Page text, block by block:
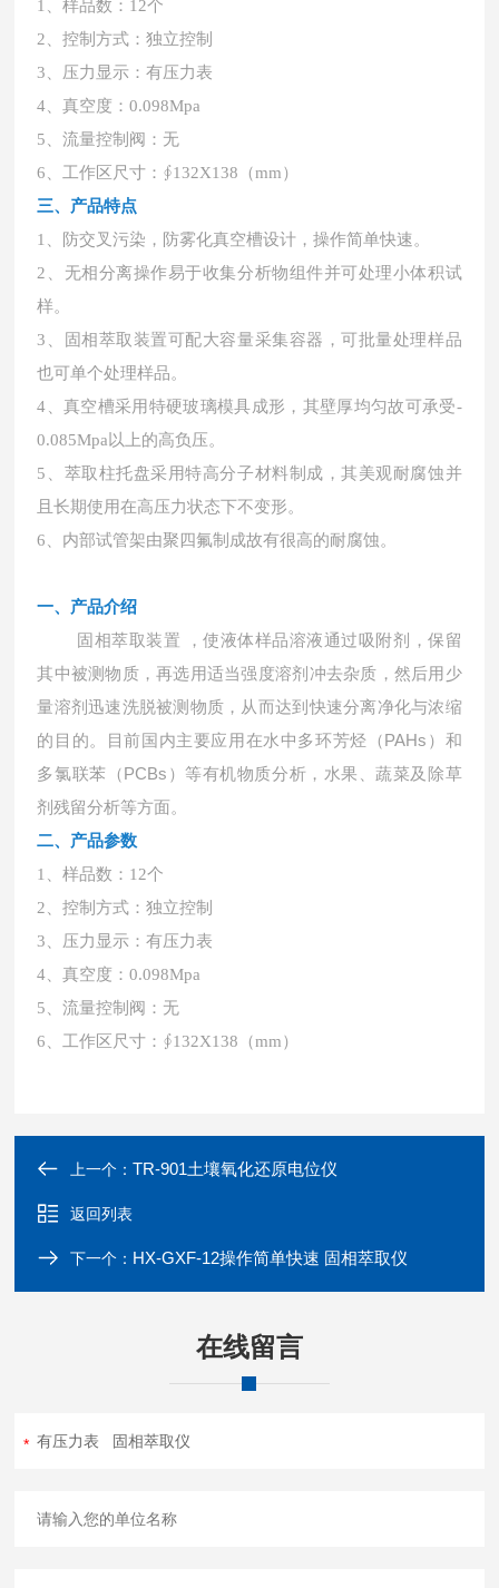
1、样品数：12个
2、控制方式：独立控制
3、压力显示：有压力表
4、真空度：0.098Mpa
5、流量控制阀：无
6、工作区尺寸：∮132X138（mm）
三、产品特点
1、防交叉污染，防雾化真空槽设计，操作简单快速。
2、无相分离操作易于收集分析物组件并可处理小体积试
样。
3、固相萃取装置可配大容量采集容器，可批量处理样品
也可单个处理样品。
4、真空槽采用特硬玻璃模具成形，其壁厚均匀故可承受-
0.085Mpa以上的高负压。
5、萃取柱托盘采用特高分子材料制成，其美观耐腐蚀并
且长期使用在高压力状态下不变形。
6、内部试管架由聚四氟制成故有很高的耐腐蚀。
一、产品介绍
固相萃取装置 ，使液体样品溶液通过吸附剂，保留
其中被测物质，再选用适当强度溶剂冲去杂质，然后用少
量溶剂迅速洗脱被测物质，从而达到快速分离净化与浓缩
的目的。目前国内主要应用在水中多环芳烃（PAHs）和
多氯联苯（PCBs）等有机物质分析，水果、蔬菜及除草
剂残留分析等方面。
二、产品参数
1、样品数：12个
2、控制方式：独立控制
3、压力显示：有压力表
4、真空度：0.098Mpa
5、流量控制阀：无
6、工作区尺寸：∮132X138（mm）
上一个：TR-901土壤氧化还原电位仪
返回列表
下一个： HX-GXF-12操作简单快速 固相萃取仪
在线留言